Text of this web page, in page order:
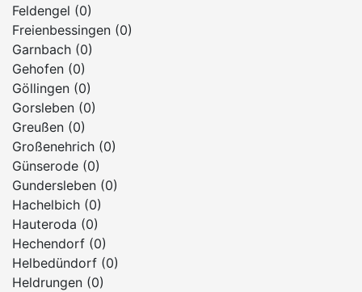
Feldengel (0)
Freienbessingen (0)
Garnbach (0)
Gehofen (0)
Göllingen (0)
Gorsleben (0)
Greußen (0)
Großenehrich (0)
Günserode (0)
Gundersleben (0)
Hachelbich (0)
Hauteroda (0)
Hechendorf (0)
Helbedündorf (0)
Heldrungen (0)